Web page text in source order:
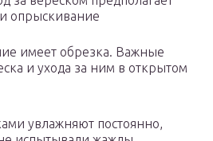
опрыскивание
имеет обрезка. Важные
и ухода за ним в открытом
увлажняют постоянно,